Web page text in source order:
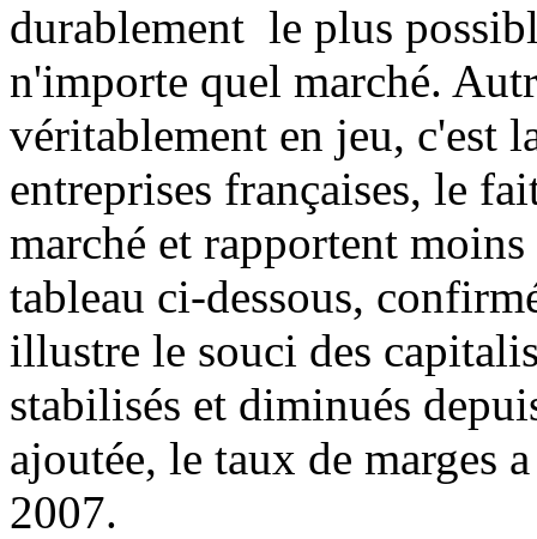
durablement le plus
n'importe quel marché.
véritablement en jeu, c'est
entreprises françaises, le
marché et rapportent
tableau ci-dessous,
illustre le souci des
stabilisés et diminués
ajoutée, le taux de marges
2007.